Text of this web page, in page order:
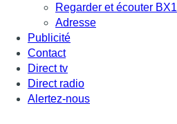
Regarder et écouter BX1
Adresse
Publicité
Contact
Direct tv
Direct radio
Alertez-nous